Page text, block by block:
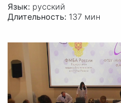
Язык: русский
Длительность: 137 мин